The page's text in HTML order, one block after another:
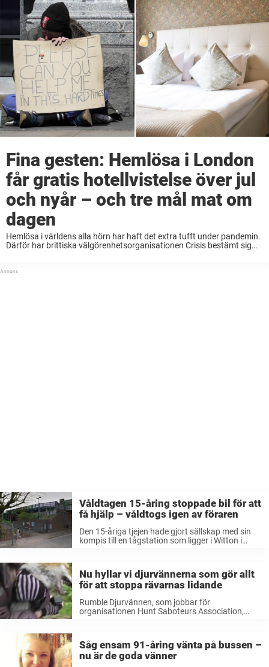
Fina gesten: Hemlösa i London
får gratis hotellvistelse över jul
och nyår – och tre mål mat om
dagen
Hemlösa i världens alla hörn har haft det extra tufft under pandemin.
Därför har brittiska välgörenhetsorganisationen Crisis bestämt sig
Våldtagen 15-åring stoppade bil för att
få hjälp – våldtogs igen av föraren
Den 15-åriga tjejen hade gjort sällskap med sin
kompis till en tågstation som ligger i Witton i
Nu hyllar vi djurvännerna som gör allt
för att stoppa rävarnas lidande
Rumble Djurvännen, som jobbar för
organisationen Hunt Saboteurs Association,
agera. För ...
Såg ensam 91-åring vänta på bussen –
nu är de goda vänner